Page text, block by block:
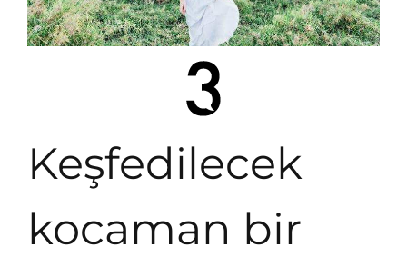
Keşfedilecek
kocaman bir